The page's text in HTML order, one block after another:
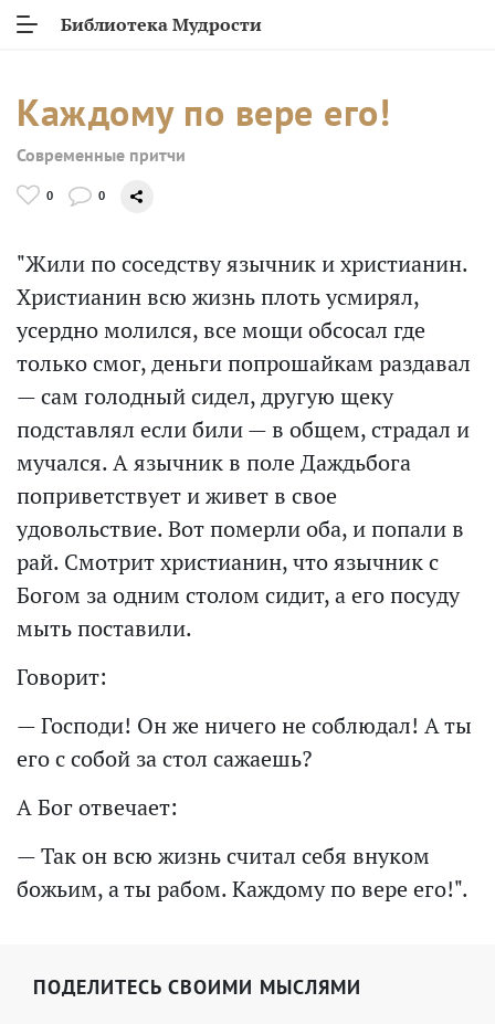
Библиотека Мудрости
Каждому по вере его!
Современные притчи
0 0
"Жили по соседству язычник и христианин.
Христианин всю жизнь плоть усмирял,
усердно молился, все мощи обсосал где
только смог, деньги попрошайкам раздавал
— сам голодный сидел, другую щеку
подставлял если били — в общем, страдал и
мучался. А язычник в поле Даждьбога
поприветствует и живет в свое
удовольствие. Вот померли оба, и попали в
рай. Смотрит христианин, что язычник с
Богом за одним столом сидит, а его посуду
мыть поставили.
Говорит:
— Господи! Он же ничего не соблюдал! А ты
его с собой за стол сажаешь?
А Бог отвечает:
— Так он всю жизнь считал себя внуком
божьим, а ты рабом. Каждому по вере его!".
ПОДЕЛИТЕСЬ СВОИМИ МЫСЛЯМИ